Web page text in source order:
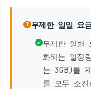
무제한 일일 요
무제한 일별
화되는 일정
는 3GB)를
를 모두 소